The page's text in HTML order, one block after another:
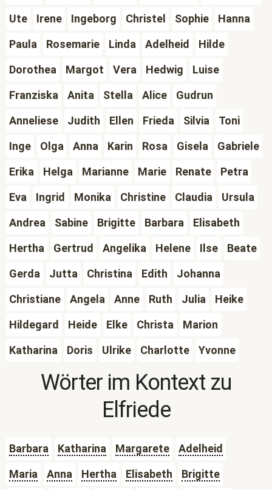
Ute
Irene Ingeborg Christel Sophie
Hanna
Paula
Rosemarie Linda Adelheid
Hilde
Dorothea
Margot Vera Hedwig
Luise
Franziska
Anita Stella Alice
Gudrun
Anneliese
Judith Ellen Frieda Silvia
Toni
Inge
Olga Anna Karin Rosa Gisela
Gabriele
Erika
Helga Marianne Marie Renate
Petra
Eva
Ingrid Monika Christine Claudia
Ursula
Andrea
Sabine Brigitte Barbara
Elisabeth
Hertha
Gertrud Angelika Helene Ilse
Beate
Gerda
Jutta Christina Edith
Johanna
Christiane
Angela Anne Ruth Julia
Heike
Hildegard
Heide Elke Christa
Marion
Katharina
Doris Ulrike Charlotte Yvonne
Wörter im Kontext zu
Elfriede
Barbara Katharina Margarete
Adelheid
Maria
Anna Hertha Elisabeth
Brigitte